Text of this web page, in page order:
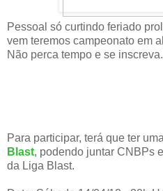
Pessoal só curtindo feriado
vem teremos campeonato em
Não perca tempo e se inscreva.
Para participar, terá que ter
Blast, podendo juntar CNBPs
da Liga Blast.